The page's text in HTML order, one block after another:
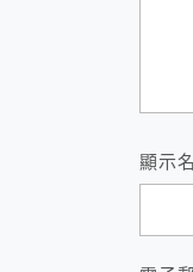
顯示